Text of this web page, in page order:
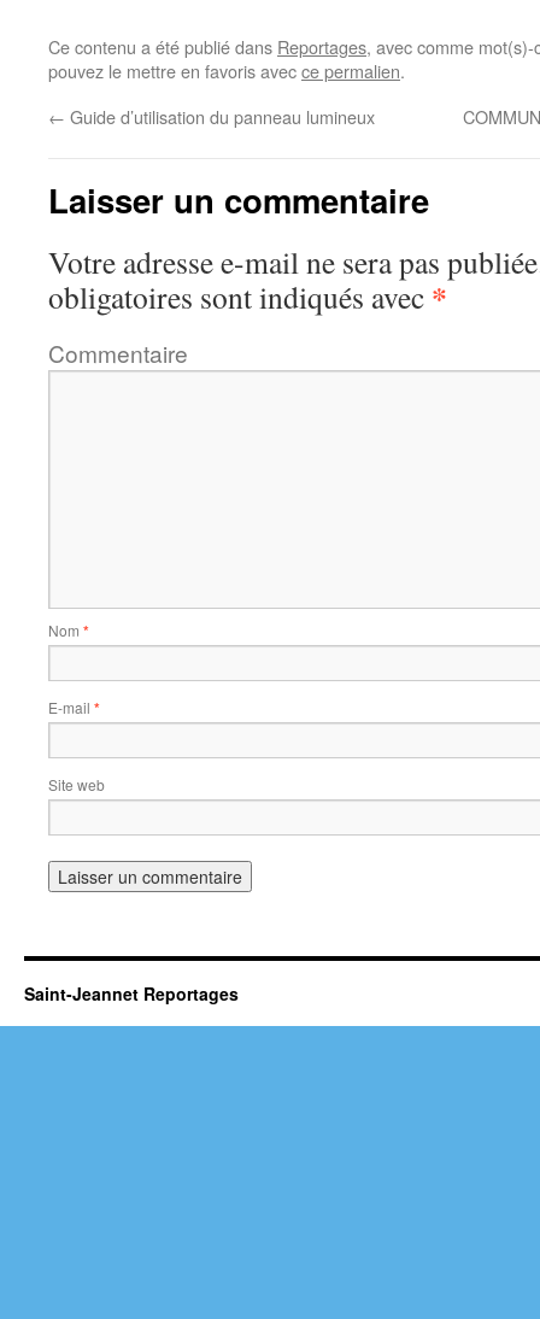
Ce contenu a été publié dans Reportages, avec comme
pouvez le mettre en favoris avecce permalien.
← Guide d’utilisation du panneau lumineux
Laisser un commentaire
Votre adresse e-mail ne sera pas
obligatoires sont indiqués avec *
Commentaire
Nom *
E-mail *
Site web
Saint-Jeannet Reportages